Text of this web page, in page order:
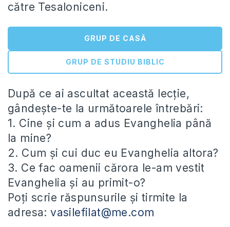
către Tesaloniceni.
GRUP DE CASĂ
GRUP DE STUDIU BIBLIC
După ce ai ascultat această lecție,
gândește-te la următoarele întrebări:
1. Cine și cum a adus Evanghelia până
la mine?
2. Cum și cui duc eu Evanghelia altora?
3. Ce fac oamenii cărora le-am vestit
Evanghelia și au primit-o?
Poți scrie răspunsurile și tirmite la
adresa:vasilefilat@me.com